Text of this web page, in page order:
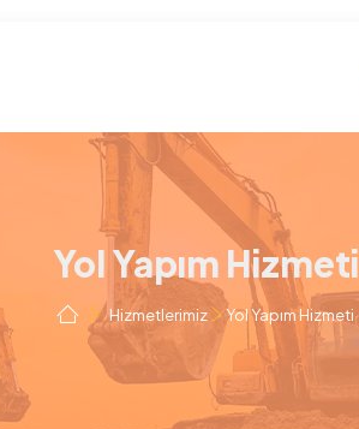
Yol Yapım Hizmeti
Hizmetlerimiz Yol Yapım Hizmeti